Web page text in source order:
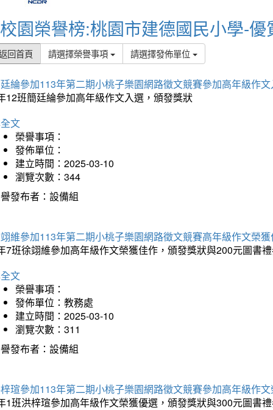
校園榮譽榜:桃園市建德國民小學-優
回首頁 請選擇榮譽事項 請選擇發佈單位
綸參加113年第二期小桃子樂園網路徵文競賽參加高年級作
12班簡廷綸參加高年級作文入選，頒發獎狀
文
榮譽事項：
發佈單位：
建立時間：2025-03-10
瀏覽次數：344
發布者：設備組
維參加113年第二期小桃子樂園網路徵文競賽高年級作文榮
7班徐翊維參加高年級作文榮獲佳作，頒發獎狀與200元圖書
文
榮譽事項：
發佈單位：教務處
建立時間：2025-03-10
瀏覽次數：311
發布者：設備組
瑄參加113年第二期小桃子樂園網路徵文競賽參加高年級作
1班洪梓瑄參加高年級作文榮獲優選，頒發獎狀與300元圖書